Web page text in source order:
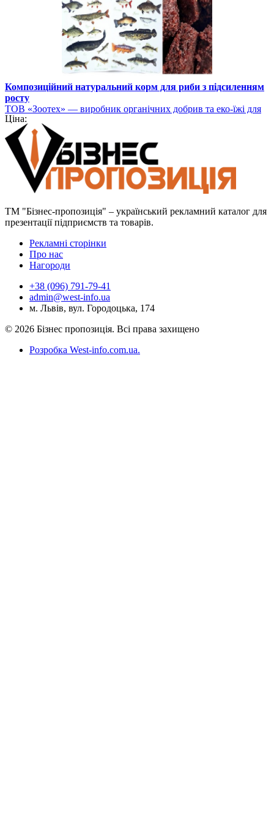
Композиційний натуральний корм для риби з підсиленням
росту
ТОВ «Зоотех» — виробник органічних добрив та еко-їжі для
тварин
Ціна:
ТМ "Бізнес-пропозиція" – український рекламний каталог для
презентації підприємств та товарів.
Рекламні сторінки
Про нас
Нагороди
+38 (096) 791-79-41
admin@west-info.ua
м. Львів, вул. Городоцька, 174
© 2026 Бізнес пропозиція. Всі права захищено
Розробка West-info.com.ua.